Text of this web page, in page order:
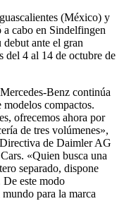
(México) y
cabo en Sindelfingen
ante el gran
del 4 al 14 de octubre de
Benz continúa
compactos.
ofrecemos ahora por
de tres volúmenes»,
de Daimler AG
«Quien busca una
separado, dispone
De este modo
para la marca